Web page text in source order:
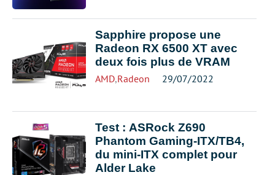
Sapphire propose une
Radeon RX 6500 XT avec
deux fois plus de VRAM
AMD,Radeon 29/07/2022
Test : ASRock Z690
Phantom Gaming-ITX/TB4,
du mini-ITX complet pour
Alder Lake